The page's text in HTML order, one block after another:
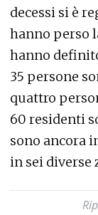
decessi si è
hanno perso
hanno
35 persone
quattro
60 residenti
sono ancora
in sei diverse